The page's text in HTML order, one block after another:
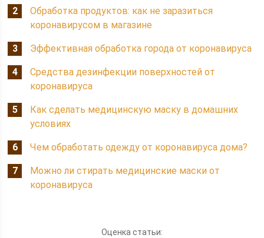
Обработка продуктов: как не заразиться
коронавирусом в магазине
Эффективная обработка города от коронавируса
Средства дезинфекции поверхностей от
коронавируса
Как сделать медицинскую маску в домашних
условиях
Чем обработать одежду от коронавируса дома?
Можно ли стирать медицинские маски от
коронавируса
Оценка статьи: